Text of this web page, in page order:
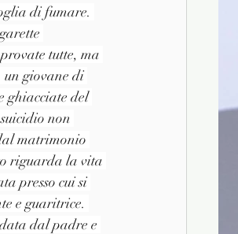
di fumare.
tutte, ma
un giovane di
ghiacciate del
non
matrimonio
riguarda la vita
presso cui si
e guaritrice.
dal padre e